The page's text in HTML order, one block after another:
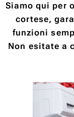
Siamo qui per
cortese,
funzioni
Non esitate a